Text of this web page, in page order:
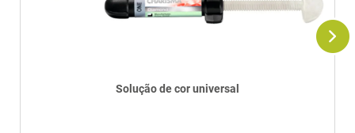
Solução de cor universal